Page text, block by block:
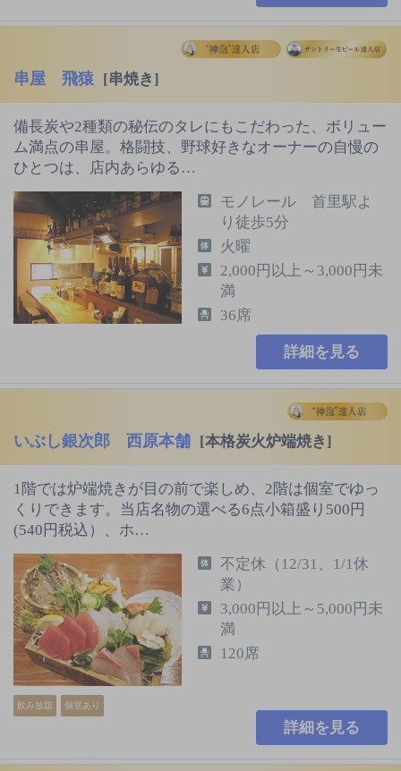
串屋 飛猿 [串焼き]
備長炭や2種類の秘伝のタレにもこだわった、ボリュー
ム満点の串屋。格闘技、野球好きなオーナーの自慢の
ひとつは、店内あらゆる…
モノレール 首里駅よ
り徒歩5分
火曜
2,000円以上～3,000円未
満
36席
詳細を見る
いぶし銀次郎 西原本舗 [本格炭火炉端焼き]
1階では炉端焼きが目の前で楽しめ、2階は個室でゆっ
くりできます。当店名物の選べる6点小箱盛り500円
(540円税込）、ホ…
飲み放題 個室あり
不定休（12/31、1/1休
業）
3,000円以上～5,000円未
満
120席
詳細を見る